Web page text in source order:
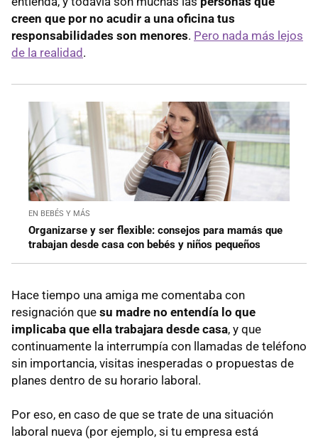
creen que por no acudir a una oficina tus
responsabilidades son menores. Pero nada más lejos
de la realidad.
EN BEBÉS Y MÁS
Organizarse y ser flexible: consejos para mamás que
trabajan desde casa con bebés y niños pequeños
Hace tiempo una amiga me comentaba con
resignación que su madre no entendía lo que
implicaba que ella trabajara desde casa, y que
continuamente la interrumpía con llamadas de teléfono
sin importancia, visitas inesperadas o propuestas de
planes dentro de su horario laboral.
Por eso, en caso de que se trate de una situación
laboral nueva (por ejemplo, si tu empresa está